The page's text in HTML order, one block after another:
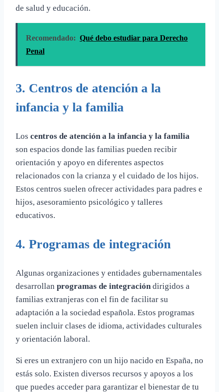
de salud y educación.
Recomendado: Qué debo estudiar para Derecho
Penal
3. Centros de atención a la
infancia y la familia
Los centros de atención a la infancia y la familia
son espacios donde las familias pueden recibir
orientación y apoyo en diferentes aspectos
relacionados con la crianza y el cuidado de los hijos.
Estos centros suelen ofrecer actividades para padres e
hijos, asesoramiento psicológico y talleres
educativos.
4. Programas de integración
Algunas organizaciones y entidades gubernamentales
desarrollan programas de integracióndirigidos a
familias extranjeras con el fin de facilitar su
adaptación a la sociedad española. Estos programas
suelen incluir clases de idioma, actividades culturales
y orientación laboral.
Si eres un extranjero con un hijo nacido en España, no
estás solo. Existen diversos recursos y apoyos a los
que puedes acceder para garantizar el bienestar de tu